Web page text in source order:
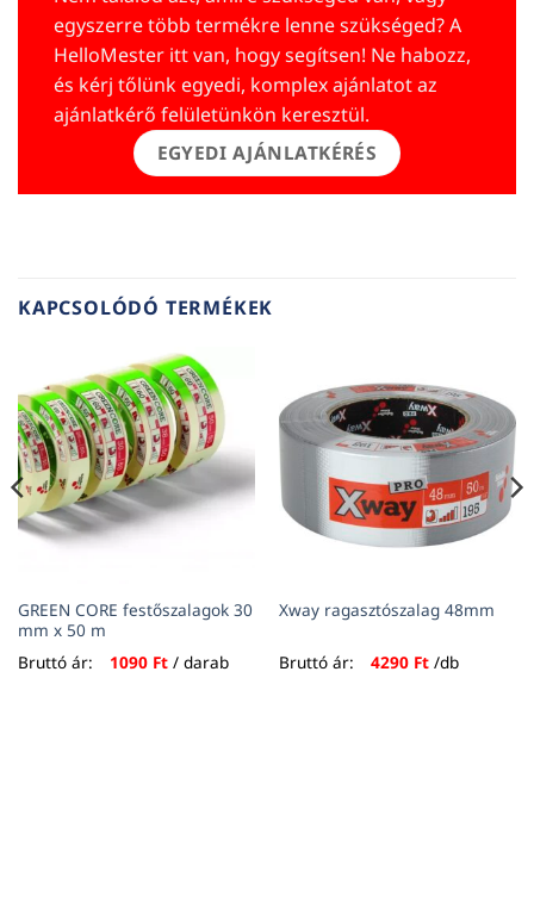
egyszerre több termékre lenne szükséged? A
HelloMester itt van, hogy segítsen! Ne habozz,
és kérj tőlünk egyedi, komplex ajánlatot az
ajánlatkérő felületünkön keresztül.
EGYEDI AJÁNLATKÉRÉS
KAPCSOLÓDÓ TERMÉKEK
GREEN CORE festőszalagok 30
mm x 50 m
Bruttó ár:
1090 Ft/ darab
Xway ragasztószalag 48mm
Bruttó ár: 4290 Ft/db